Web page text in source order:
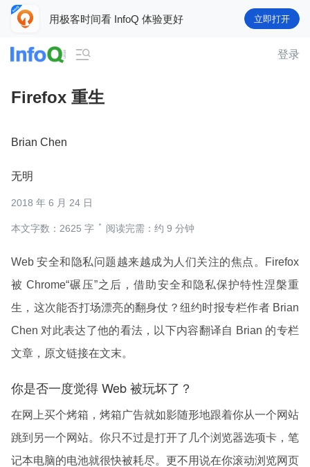
用极客时间看 InfoQ 体验更好 立即打开
 登录
Firefox 重生
Brian Chen
无明
2018 年 6 月 24 日
本文字数：2625 字 阅读完需：约 9 分钟
Web 安全和隐私问题越来越成为人们关注的焦点。Firefox
被 Chrome“碾压”之后，借助安全和隐私保护特性涅槃重
生，这次能否打场漂亮的翻身仗？纽约时报专栏作者 Brian
Chen 对此表达了他的看法，以下内容翻译自 Brian 的专栏
文章，原文链接在文末。
你是否一度觉得 Web 被玩坏了？
在网上买个烤箱，烤箱广告就如影随形地跟着你从一个网站
跳到另一个网站。你只不过是打开了几个浏览器选项卡，笔
记本电脑的电池就很快被耗尽。更不用说在你滚动浏览网页